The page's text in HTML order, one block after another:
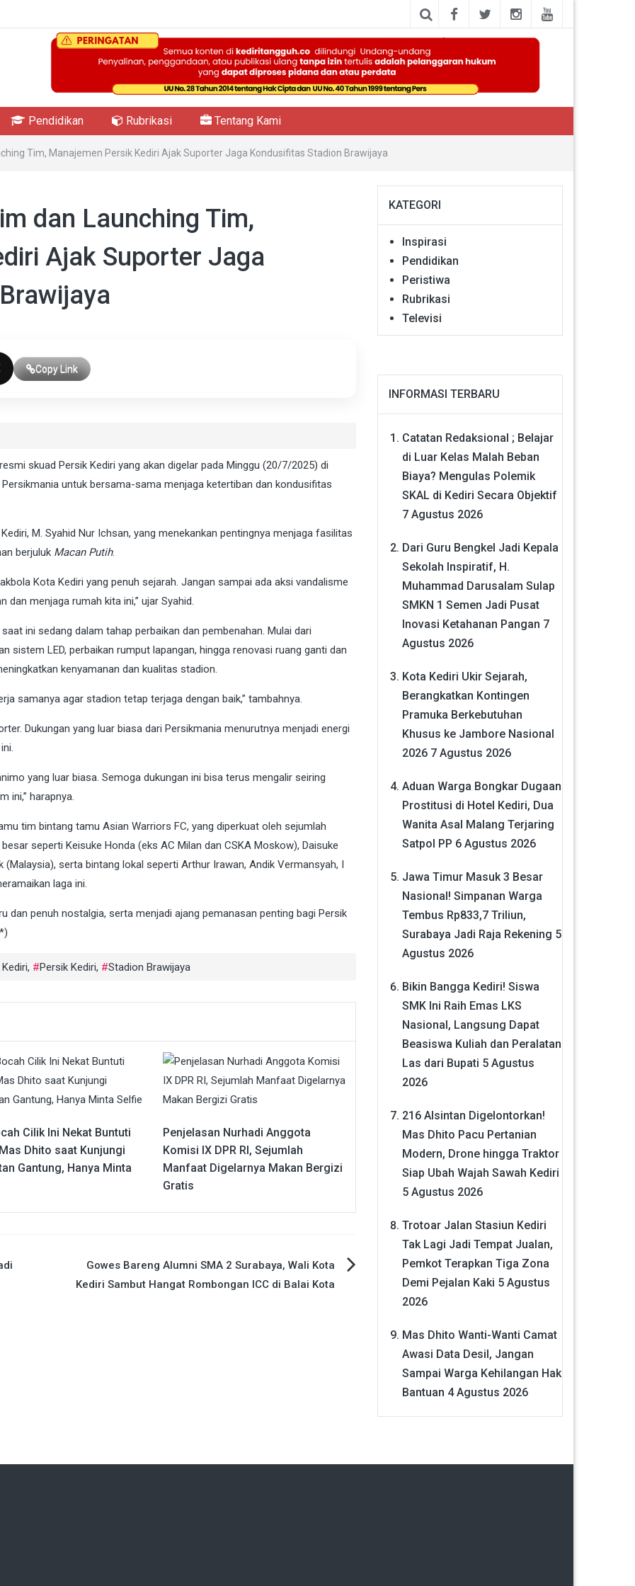
Pendidikan Rubrikasi Tentang Kami
Tim, Manajemen Persik Kediri Ajak Suporter Jaga Kondusifitas Stadion Brawijaya
dan Launching Tim,
Ajak Suporter Jaga
Copy Link
skuad Persik Kediri yang akan digelar pada Minggu (20/7/2025) di
untuk bersama-sama menjaga ketertiban dan kondusifitas
M. Syahid Nur Ichsan, yang menekankan pentingnya menjaga fasilitas
berjuluk Macan Putih.
Kota Kediri yang penuh sejarah. Jangan sampai ada aksi vandalisme
menjaga rumah kita ini,” ujar Syahid.
ini sedang dalam tahap perbaikan dan pembenahan. Mulai dari
sistem LED, perbaikan rumput lapangan, hingga renovasi ruang ganti dan
kenyamanan dan kualitas stadion.
samanya agar stadion tetap terjaga dengan baik,” tambahnya.
Dukungan yang luar biasa dari Persikmania menurutnya menjadi energi
yang luar biasa. Semoga dukungan ini bisa terus mengalir seiring
ini,” harapnya.
tim bintang tamu Asian Warriors FC, yang diperkuat oleh sejumlah
seperti Keisuke Honda (eks AC Milan dan CSKA Moskow), Daisuke
(Malaysia), serta bintang lokal seperti Arthur Irawan, Andik Vermansyah, I
laga ini.
dan penuh nostalgia, serta menjadi ajang pemanasan penting bagi Persik
, Persik Kediri, Stadion Brawijaya
Cilik Ini Nekat Buntuti
Dhito saat Kunjungi
Gantung, Hanya Minta
Penjelasan Nurhadi Anggota
Komisi IX DPR RI, Sejumlah
Manfaat Digelarnya Makan Bergizi
Gratis
Gowes Bareng Alumni SMA 2 Surabaya, Wali Kota
Kediri Sambut Hangat Rombongan ICC di Balai Kota
KATEGORI
Inspirasi
Pendidikan
Peristiwa
Rubrikasi
Televisi
INFORMASI TERBARU
Catatan Redaksional ; Belajar
di Luar Kelas Malah Beban
Biaya? Mengulas Polemik
SKAL di Kediri Secara Objektif
7 Agustus 2026
Dari Guru Bengkel Jadi Kepala
Sekolah Inspiratif, H.
Muhammad Darusalam Sulap
SMKN 1 Semen Jadi Pusat
Inovasi Ketahanan Pangan 7
Agustus 2026
Kota Kediri Ukir Sejarah,
Berangkatkan Kontingen
Pramuka Berkebutuhan
Khusus ke Jambore Nasional
2026 7 Agustus 2026
Aduan Warga Bongkar Dugaan
Prostitusi di Hotel Kediri, Dua
Wanita Asal Malang Terjaring
Satpol PP 6 Agustus 2026
Jawa Timur Masuk 3 Besar
Nasional! Simpanan Warga
Tembus Rp833,7 Triliun,
Surabaya Jadi Raja Rekening 5
Agustus 2026
Bikin Bangga Kediri! Siswa
SMK Ini Raih Emas LKS
Nasional, Langsung Dapat
Beasiswa Kuliah dan Peralatan
Las dari Bupati 5 Agustus
2026
216 Alsintan Digelontorkan!
Mas Dhito Pacu Pertanian
Modern, Drone hingga Traktor
Siap Ubah Wajah Sawah Kediri
5 Agustus 2026
Trotoar Jalan Stasiun Kediri
Tak Lagi Jadi Tempat Jualan,
Pemkot Terapkan Tiga Zona
Demi Pejalan Kaki 5 Agustus
2026
Mas Dhito Wanti-Wanti Camat
Awasi Data Desil, Jangan
Sampai Warga Kehilangan Hak
Bantuan 4 Agustus 2026